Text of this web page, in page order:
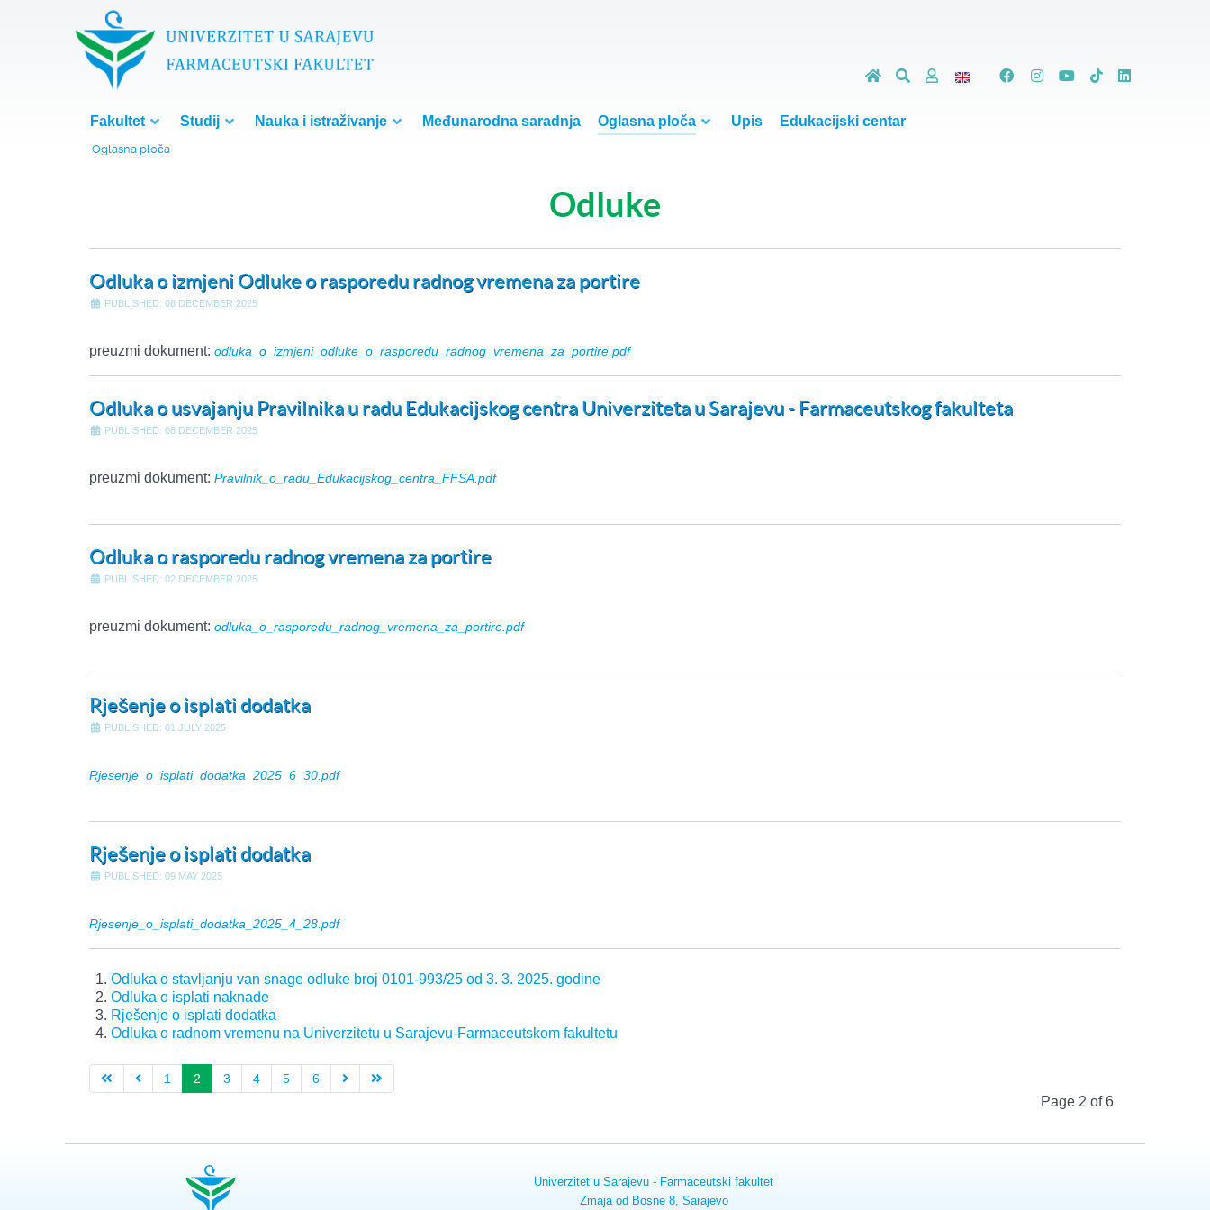
Fakultet Studij Nauka i istraživanje Međunarodna saradnja Oglasna ploča Upis Edukacijski centar
Oglasna ploča
Odluke
Odluka o izmjeni Odluke o rasporedu radnog vremena za portire
PUBLISHED: 08 DECEMBER 2025
preuzmi dokument: odluka_o_izmjeni_odluke_o_rasporedu_radnog_vremena_za_portire.pdf
Odluka o usvajanju Pravilnika u radu Edukacijskog centra Univerziteta u Sarajevu - Farmaceutskog fakulteta
PUBLISHED: 08 DECEMBER 2025
preuzmi dokument: Pravilnik_o_radu_Edukacijskog_centra_FFSA.pdf
Odluka o rasporedu radnog vremena za portire
PUBLISHED: 02 DECEMBER 2025
preuzmi dokument: odluka_o_rasporedu_radnog_vremena_za_portire.pdf
Rješenje o isplati dodatka
PUBLISHED: 01 JULY 2025
Rjesenje_o_isplati_dodatka_2025_6_30.pdf
Rješenje o isplati dodatka
PUBLISHED: 09 MAY 2025
Rjesenje_o_isplati_dodatka_2025_4_28.pdf
Odluka o stavljanju van snage odluke broj 0101-993/25 od 3. 3. 2025. godine
Odluka o isplati naknade
Rješenje o isplati dodatka
Odluka o radnom vremenu na Univerzitetu u Sarajevu-Farmaceutskom fakultetu
Page 2 of 6
1 2 3 4 5 6
Univerzitet u Sarajevu - Farmaceutski fakultet
Zmaja od Bosne 8, Sarajevo